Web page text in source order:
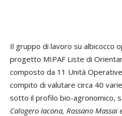
Il gruppo di lavoro su albicocco
progetto MIPAF Liste di
composto da 11 Unità
compito di valutare circa 40
sotto il profilo bio-agronomico,
Calogero Iacona, Rossano